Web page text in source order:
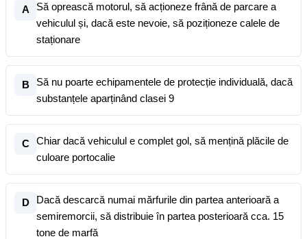
A
Să oprească motorul, să acționeze frână de parcare a
vehiculul și, dacă este nevoie, să poziționeze calele de
staționare
B
Să nu poarte echipamentele de protecție individuală, dacă
substanțele aparținând clasei 9
C
Chiar dacă vehiculul e complet gol, să mențină plăcile de
culoare portocalie
D
Dacă descarcă numai mărfurile din partea anterioară a
semiremorcii, să distribuie în partea posterioară cca. 15
tone de marfă